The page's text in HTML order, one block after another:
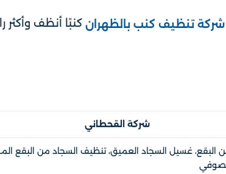
شركة تنظيف كنب بالظهران كنبًا أنظف وأكثر
شركة القحطاني
البقع، غسيل السجاد العميق، تنظيف السجاد من البقع